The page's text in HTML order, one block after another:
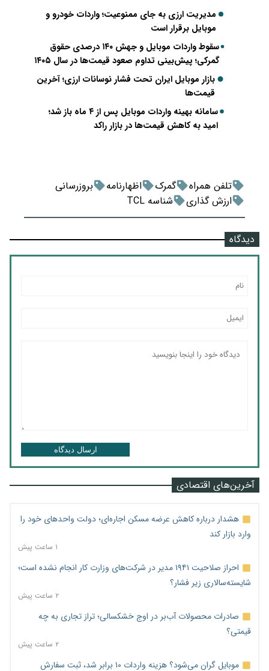
مدیریت ارزی به جای ممنوعیت؛ واردات خودرو و
موبایل برقرار است
سقوط واردات موبایل و جهش ۱۴۰ درصدی حقوق
گمرکی؛ پیش‌بینی تداوم صعود قیمت‌ها در سال ۱۴۰۵
بازار موبایل ایران تحت فشار نوسانات ارزی؛ آخرین
قیمت‌ها
سامانه بهینه واردات موبایل پس از ۴ ماه باز شد؛
امید به کاهش قیمت‌ها در بازار راکد
تلفن همراه گمرک اظهارنامه
بروزرسانی
ارزش گذاری
شناسه TCL
دیدگاه
ارسال دیدگاه
آخرین‌های اقتصادی
هشدار درباره کاهش عرضه مسکن اجاره‌ای؛ دولت واحدهای خود را
وارد بازار کند
۱ ساعت پیش
احراز صلاحیت ۱۹۴۱ مدیر در شرکت‌های وزارت کار انجام نشده است؛
شایسته‌سالاری زیر فشار؟
۲ ساعت پیش
صادرات محصولات آب‌بر در اوج خشکسالی؛ تراز تجاری به چه
قیمتی؟
۲ ساعت پیش
موبایل گران می‌شود؟ هزینه واردات ۱۰ برابر شد، ثبت سفارش